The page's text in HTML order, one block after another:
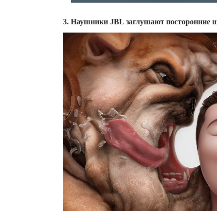
3. Наушники JBL заглушают посторонние